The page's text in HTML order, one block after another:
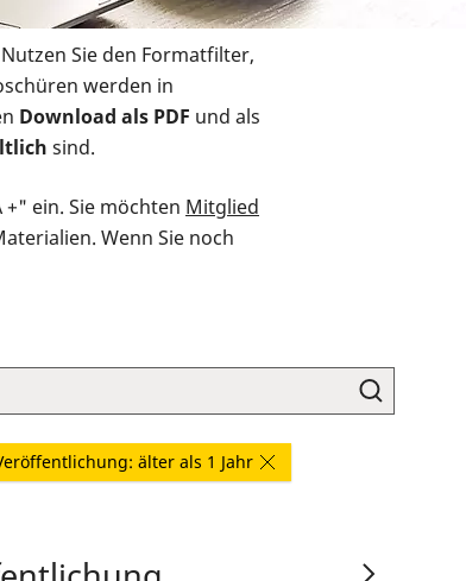
Sie den Formatfilter,
werden in
Download als PDF und als
sind.
+" ein. Sie möchten Mitglied
Wenn Sie noch
älter als 1 Jahr